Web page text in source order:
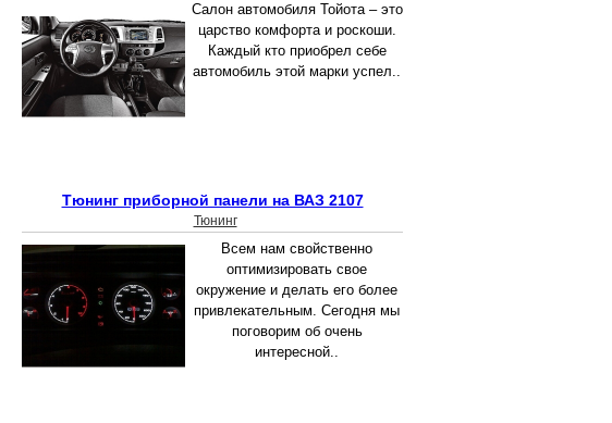
Салон автомобиля Тойота – это
царство комфорта и роскоши.
Каждый кто приобрел себе
автомобиль этой марки успел..
Тюнинг приборной панели на ВАЗ 2107
Тюнинг
Всем нам свойственно
оптимизировать свое
окружение и делать его более
привлекательным. Сегодня мы
поговорим об очень
интересной..